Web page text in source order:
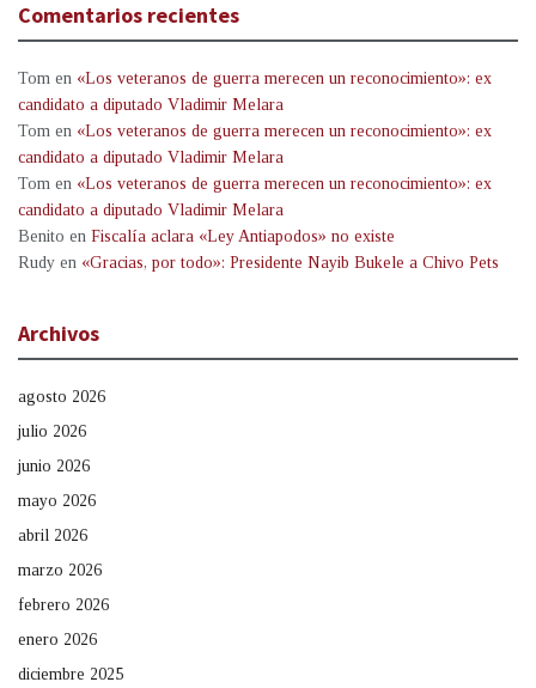
Comentarios recientes
Tom en «Los veteranos de guerra merecen un reconocimiento»: ex
candidato a diputado Vladimir Melara
Tom en «Los veteranos de guerra merecen un reconocimiento»: ex
candidato a diputado Vladimir Melara
Tom en «Los veteranos de guerra merecen un reconocimiento»: ex
candidato a diputado Vladimir Melara
Benito en Fiscalía aclara «Ley Antiapodos» no existe
Rudy en «Gracias, por todo»: Presidente Nayib Bukele a Chivo Pets
Archivos
agosto 2026
julio 2026
junio 2026
mayo 2026
abril 2026
marzo 2026
febrero 2026
enero 2026
diciembre 2025